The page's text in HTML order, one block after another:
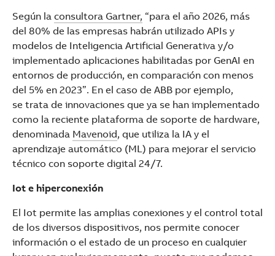
Según la consultora Gartner, “para el año 2026, más
del 80% de las empresas habrán utilizado APIs y
modelos de Inteligencia Artificial Generativa y/o
implementado aplicaciones habilitadas por GenAI en
entornos de producción, en comparación con menos
del 5% en 2023”. En el caso de ABB por ejemplo,
se trata de innovaciones que ya se han implementado
como la reciente plataforma de soporte de hardware,
denominada Mavenoid, que utiliza la IA y el
aprendizaje automático (ML) para mejorar el servicio
técnico con soporte digital 24/7.
Iot e hiperconexión
El Iot permite las amplias conexiones y el control total
de los diversos dispositivos, nos permite conocer
información o el estado de un proceso en cualquier